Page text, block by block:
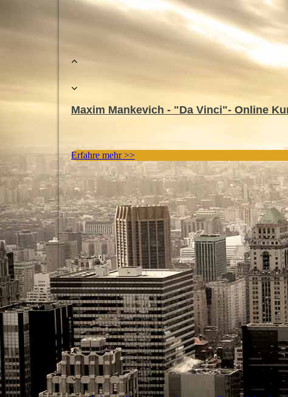
Maxim Mankevich - "Da Vinci"- Online
Erfahre mehr >>